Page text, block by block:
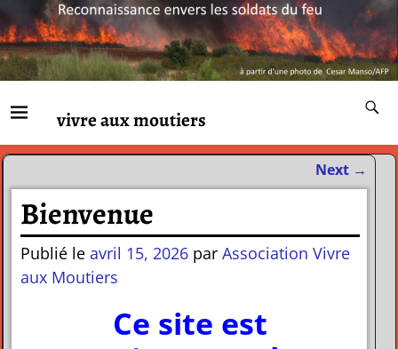
vivre aux moutiers
Navigation des articles
Next →
Bienvenue
Publié le avril 15, 2026 par Association Vivre
aux Moutiers
Ce site est